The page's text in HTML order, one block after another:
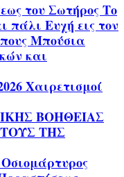
του Σωτήρος Το
πάλι Ευχή εις τον
Μπούσια
και
Χαιρετισμοί
ΒΟΗΘΕΙΑΣ
ΤΗΣ